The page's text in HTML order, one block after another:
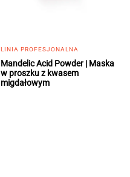
LINIA PROFESJONALNA
Mandelic Acid Powder | Maska
w proszku z kwasem
migdałowym